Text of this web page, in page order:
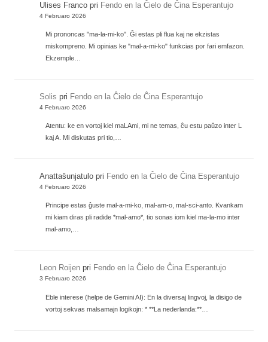
Ulises Franco pri Fendo en la Ĉielo de Ĉina Esperantujo
4 Februaro 2026
Mi prononcas "ma-la-mi-ko". Ĝi estas pli flua kaj ne ekzistas
miskompreno. Mi opinias ke "mal-a-mi-ko" funkcias por fari emfazon.
Ekzemple…
Solis pri Fendo en la Ĉielo de Ĉina Esperantujo
4 Februaro 2026
Atentu: ke en vortoj kiel maLAmi, mi ne temas, ĉu estu paŭzo inter L
kaj A. Mi diskutas pri tio,…
Anattaŝunjatulo pri Fendo en la Ĉielo de Ĉina Esperantujo
4 Februaro 2026
Principe estas ĝuste mal-a-mi-ko, mal-am-o, mal-sci-anto. Kvankam
mi kiam diras pli radide *mal-amo*, tio sonas iom kiel ma-la-mo inter
mal-amo,…
Leon Roijen pri Fendo en la Ĉielo de Ĉina Esperantujo
3 Februaro 2026
Eble interese (helpe de Gemini AI): En la diversaj lingvoj, la disigo de
vortoj sekvas malsamajn logikojn: * **La nederlanda:**…